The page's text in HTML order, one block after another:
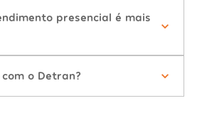
presencial é mais
o Detran?